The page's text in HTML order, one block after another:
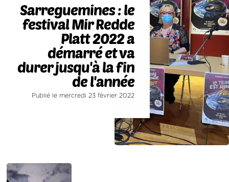
Sarreguemines : le
festival Mir Redde
Platt 2022 a
démarré et va
durer jusqu'à la fin
de l'année
Publié le mercredi 23 février 2022